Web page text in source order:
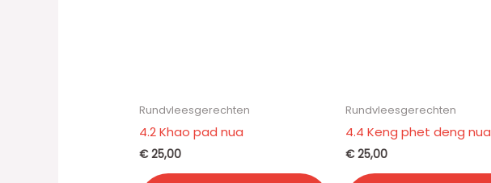
Rundvleesgerechten
4.2 Khao pad nua
€25,00
Rundvleesgerechten
4.4 Keng phet deng nua
€25,00